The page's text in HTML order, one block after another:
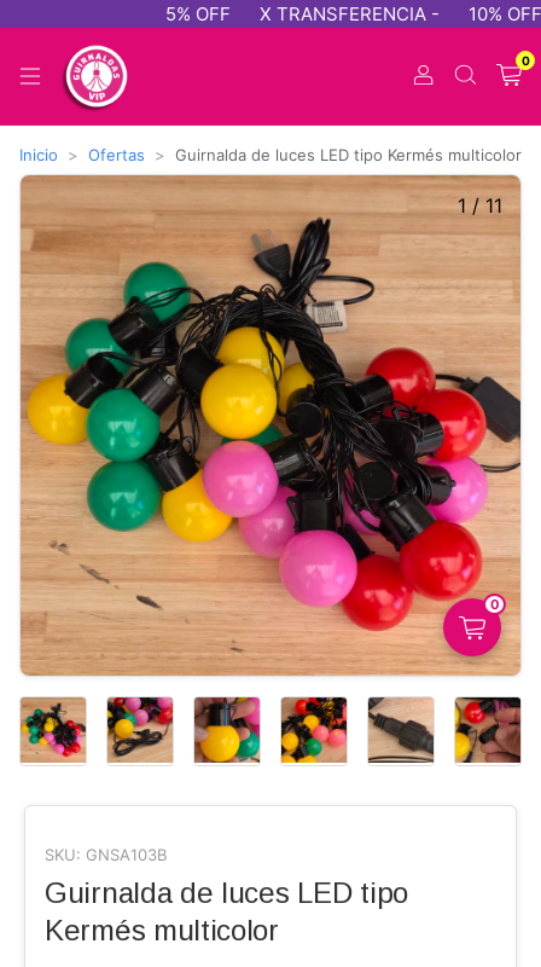
5% OFF X TRANSFERENCIA - 10% OFF -
0
Inicio > Ofertas > Guirnalda de luces LED tipo Kermés multicolor
1 / 11
0
SKU: GNSA103B
Guirnalda de luces LED tipo
Kermés multicolor